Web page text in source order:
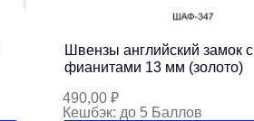
Швензы английский замок с
фианитами 13 мм (золото)
490,00 ₽
Кешбэк: до 5 Баллов